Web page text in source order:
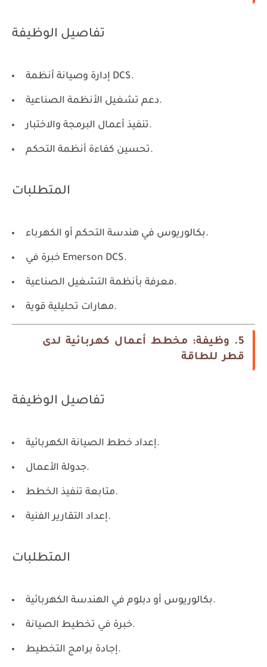
تفاصيل الوظيفة
إدارة وصيانة أنظمة DCS.
دعم تشغيل الأنظمة الصناعية.
تنفيذ أعمال البرمجة والاختبار.
تحسين كفاءة أنظمة التحكم.
المتطلبات
بكالوريوس في هندسة التحكم أو الكهرباء.
خبرة في Emerson DCS.
معرفة بأنظمة التشغيل الصناعية.
مهارات تحليلية قوية.
5. وظيفة: مخطط أعمال كهربائية لدى
قطر للطاقة
تفاصيل الوظيفة
إعداد خطط الصيانة الكهربائية.
جدولة الأعمال.
متابعة تنفيذ الخطط.
إعداد التقارير الفنية.
المتطلبات
بكالوريوس أو دبلوم في الهندسة الكهربائية.
خبرة في تخطيط الصيانة.
إجادة برامج التخطيط.